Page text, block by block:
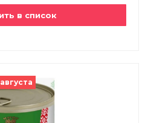
в список